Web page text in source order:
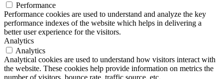
Performance
Performance cookies are used to understand and analyze the key
performance indexes of the website which helps in delivering a
better user experience for the visitors.
Analytics
Analytics
Analytical cookies are used to understand how visitors interact with
the website. These cookies help provide information on metrics the
number of visitors, bounce rate, traffic source, etc.